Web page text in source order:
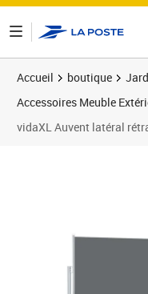
Accueil boutique
Accessoires Meuble
vidaXL Auvent latéral